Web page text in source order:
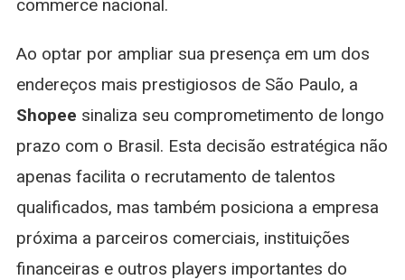
commerce nacional.
Ao optar por ampliar sua presença em um dos
endereços mais prestigiosos de São Paulo, a
Shopee sinaliza seu comprometimento de longo
prazo com o Brasil. Esta decisão estratégica não
apenas facilita o recrutamento de talentos
qualificados, mas também posiciona a empresa
próxima a parceiros comerciais, instituições
financeiras e outros players importantes do